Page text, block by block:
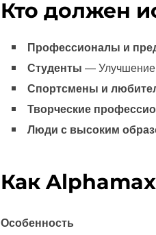
Кто должен
Профессионалы и
Студенты — Улучшение
Спортсмены и
Творческие
Люди с высоким
Как
Особенность